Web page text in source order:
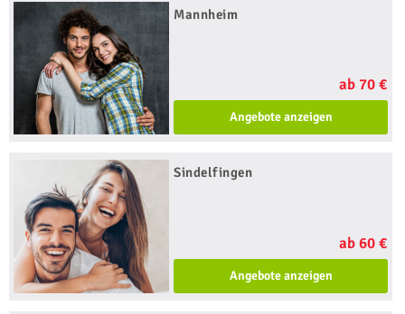
Mannheim
ab 70 €
Angebote anzeigen
Sindelfingen
ab 60 €
Angebote anzeigen